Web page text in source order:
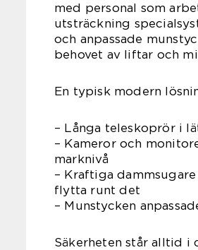
med personal som
utsträckning
och anpassade
behovet av liftar och
En typisk modern
– Långa teleskoprör i
– Kameror och
marknivå
– Kraftiga
flytta runt det
– Munstycken
Säkerheten står alltid i